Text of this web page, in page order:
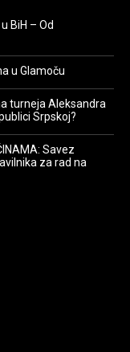
BiH – Od
u Glamoču
turneja Aleksandra
Srpskoj?
Savez
za rad na